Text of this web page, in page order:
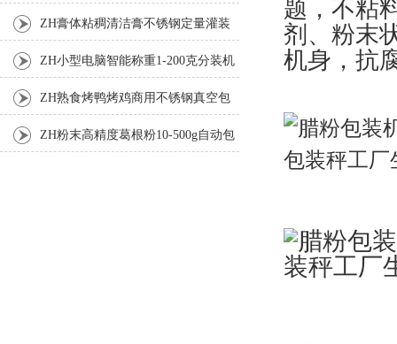
题，不粘
剂、粉末
机身，抗
ZH膏体粘稠清洁膏不锈钢定量灌装
机厂家 ZH小型电脑智能称重1-200克分装机
ZH熟食烤鸭烤鸡商用不锈钢真空包
装机 ZH粉末高精度葛根粉10-500g自动包